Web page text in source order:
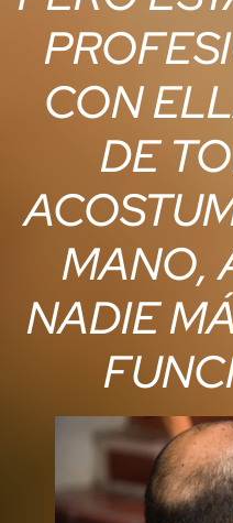
CON
DE
MANO,
NADIE